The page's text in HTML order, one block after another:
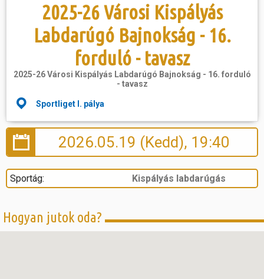
2025-26 Városi Kispályás
Labdarúgó Bajnokság - 16.
forduló - tavasz
2025-26 Városi Kispályás Labdarúgó Bajnokság - 16. forduló
- tavasz
Sportliget I. pálya
2026.05.19 (Kedd), 19:40
Sportág: Kispályás labdarúgás
Hogyan jutok oda?